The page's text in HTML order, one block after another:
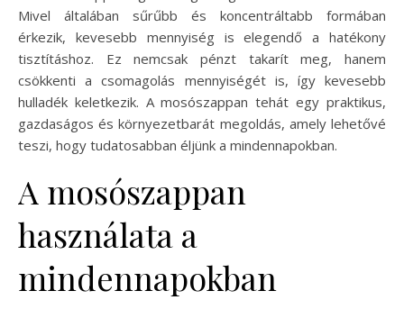
Mivel általában sűrűbb és koncentráltabb formában
érkezik, kevesebb mennyiség is elegendő a hatékony
tisztításhoz. Ez nemcsak pénzt takarít meg, hanem
csökkenti a csomagolás mennyiségét is, így kevesebb
hulladék keletkezik. A mosószappan tehát egy praktikus,
gazdaságos és környezetbarát megoldás, amely lehetővé
teszi, hogy tudatosabban éljünk a mindennapokban.
A mosószappan
használata a
mindennapokban